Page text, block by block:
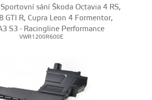
sání Škoda Octavia 4 RS,
GTI R, Cupra Leon 4 Formentor,
S3 - Racingline Performance
VWR1200R600E